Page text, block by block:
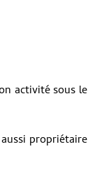
activité sous le
propriétaire